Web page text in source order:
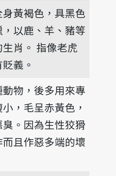
黃褐色，具黑色
以鹿、羊、豬等
肖。 指像老虎
義。
物，後多用來專
，毛呈赤黃色，
。因為生性狡猾
且作惡多端的壞